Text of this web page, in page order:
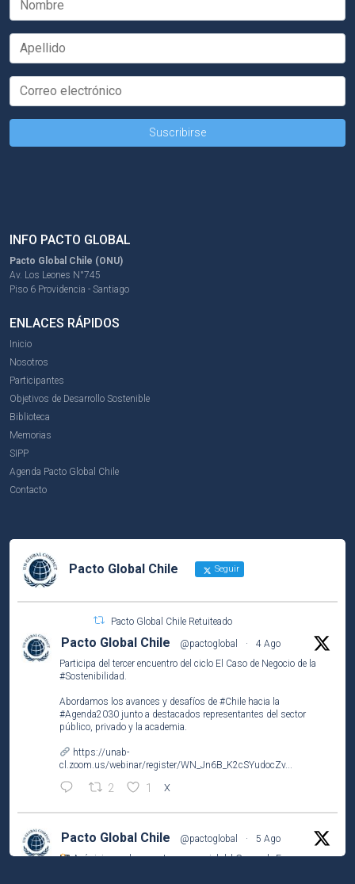
INFO PACTO GLOBAL
Pacto Global Chile (ONU)
Av. Los Leones N°745
Piso 6 Providencia - Santiago
ENLACES RÁPIDOS
Inicio
Nosotros
Participantes
Objetivos de Desarrollo Sostenible
Biblioteca
Memorias
SIPP
Agenda Pacto Global Chile
Contacto
Pacto Global Chile Seguir
Pacto Global Chile Retuiteado
Pacto Global Chile @pactoglobal ·
4 Ago
Participa del tercer encuentro del ciclo El Caso de Negocio de la
#Sostenibilidad
Abordamos los avances y desafíos de #Chile hacia la
#Agenda2030 junto a destacados representantes del sector
público, privado y la academia.
https://unab-
cl.zoom.us/webinar/register/WN_Jn6B_K2cSYudocZv...
2 1 X
Pacto Global Chile @pactoglobal ·
5 Ago
Así vivimos el encuentro presencial del Grupo de Empresas